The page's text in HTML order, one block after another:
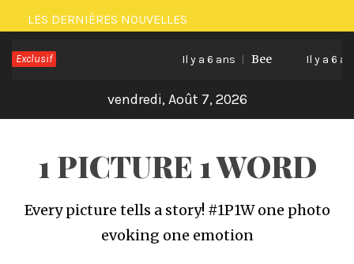
Passer
au
contenu
LES DERNIÈRES NOUVELLES
Exclusif Il y a 6 ans Bee Il y a 6 ans
vendredi, Août 7, 2026
1 PICTURE 1 WORD
Every picture tells a story! #1P1W one photo
evoking one emotion